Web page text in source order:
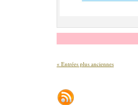
« Entrées plus anciennes